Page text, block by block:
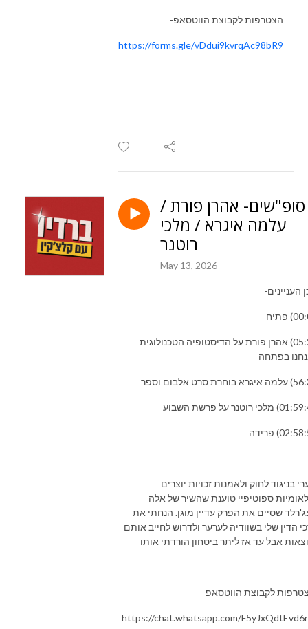
הצטרפות לקבוצת הווטסאפ-
https://forms.gle/vDdui9kvrqAc98bR9
סופ"שים- אהרן פורת /
עלמה איגרא / מלכי
רוטנר
May 13, 2026
העניינים-
(05:20) אהרן פורת על הדיסטופיה הטכנולוגית
בפתחה
בניגוד לחוק ולאמנות זכויות יוצרים
ספוטיפיי טוענת שהשיר של אלה
שסיים את הפרק עדיין מוגן. הנחתי את
הדין שלי בשוודיה לערער ולדרוש לחייב אותם
אבל עד אז ליתר ביטחון הורדתי אותו
לקבוצת הווטסאפ-
https://chat.whatsapp.com/